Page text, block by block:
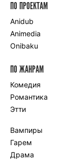
ПО ПРОЕКТАМ
Anidub
Animedia
Onibaku
ПО ЖАНРАМ
Комедия
Романтика
Этти
Вампиры
Гарем
Драма